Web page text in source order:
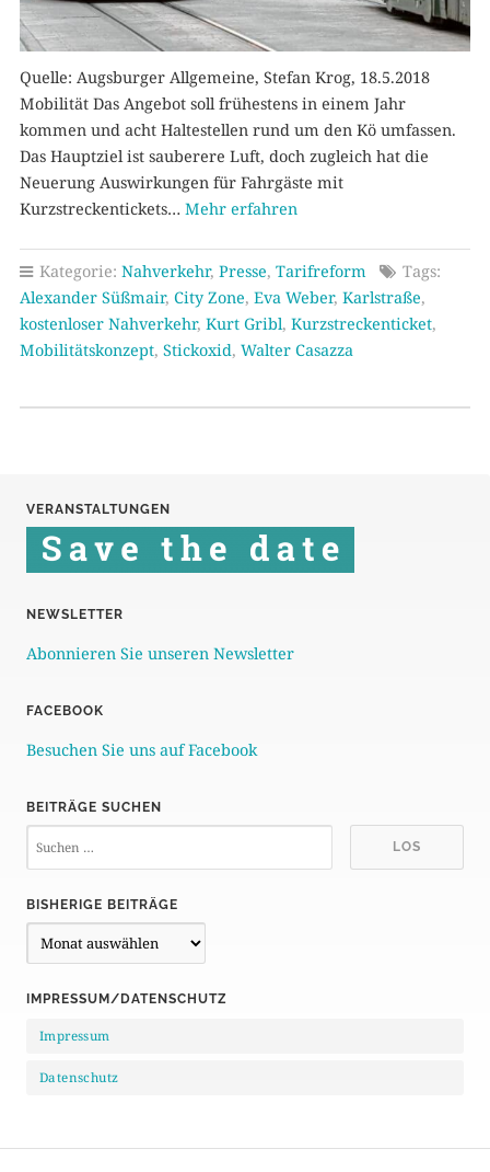
Quelle: Augsburger Allgemeine, Stefan Krog, 18.5.2018
Mobilität Das Angebot soll frühestens in einem Jahr
kommen und acht Haltestellen rund um den Kö umfassen.
Das Hauptziel ist sauberere Luft, doch zugleich hat die
Neuerung Auswirkungen für Fahrgäste mit
Kurzstreckentickets… Mehr erfahren
Kategorie: Nahverkehr, Presse, Tarifreform
Tags:
Alexander Süßmair, City Zone, Eva Weber, Karlstraße,
kostenloser Nahverkehr, Kurt Gribl, Kurzstreckenticket,
Mobilitätskonzept, Stickoxid, Walter Casazza
VERANSTALTUNGEN
NEWSLETTER
Abonnieren Sie unseren Newsletter
FACEBOOK
Besuchen Sie uns auf Facebook
BEITRÄGE SUCHEN
BISHERIGE BEITRÄGE
i
h
B
IMPRESSUM/DATENSCHUTZ
Impressum
Datenschutz